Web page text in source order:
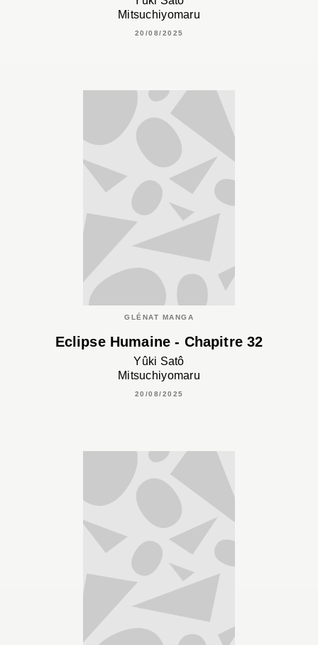
Mitsuchiyomaru
20/08/2025
GLÉNAT MANGA
Eclipse Humaine - Chapitre 32
Yûki Satô
Mitsuchiyomaru
20/08/2025